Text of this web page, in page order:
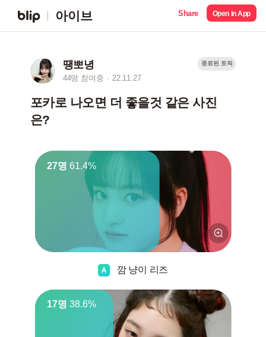
아이브 Share Open in App
땡뽀녕
44명 참여중 22.11.27
종료된 토픽
포카로 나오면 더 좋을것 같은 사진
은?
27명 61.4%
깜 냥이 리즈
17명 38.6%